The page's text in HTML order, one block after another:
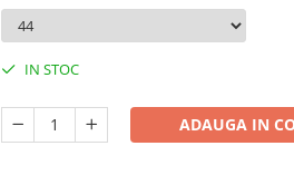
IN STOC
ADAUGA IN